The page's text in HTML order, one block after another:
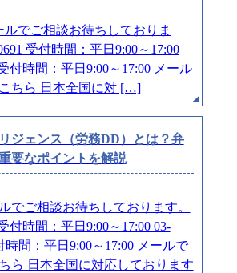
ルでご相談お待ちしておりま
受付時間：平日9:00～17:00
付時間：平日9:00～17:00 メール
ちら 日本全国に対 […]
ジェンス（労務DD）とは？弁
要なポイントを解説
でご相談お待ちしております。
付時間：平日9:00～17:00 03-
時間：平日9:00～17:00 メールで
ら 日本全国に対応しております